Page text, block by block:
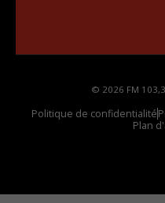
© 2026 FM
Politique de confidentialité
Plan